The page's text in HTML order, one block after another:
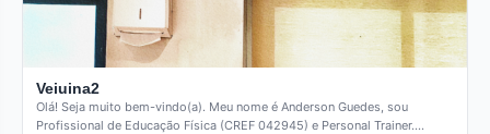
Veiuina2
Olá! Seja muito bem-vindo(a). Meu nome é Anderson Guedes, sou
Profissional de Educação Física (CREF 042945) e Personal Trainer.